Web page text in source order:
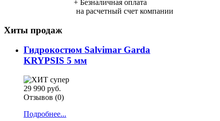
+ Безналичная оплата
на расчетный счет компании
Хиты продаж
Гидрокостюм Salvimar Garda
KRYPSIS 5 мм
29 990 руб.
Отзывов (0)
Подробнее...